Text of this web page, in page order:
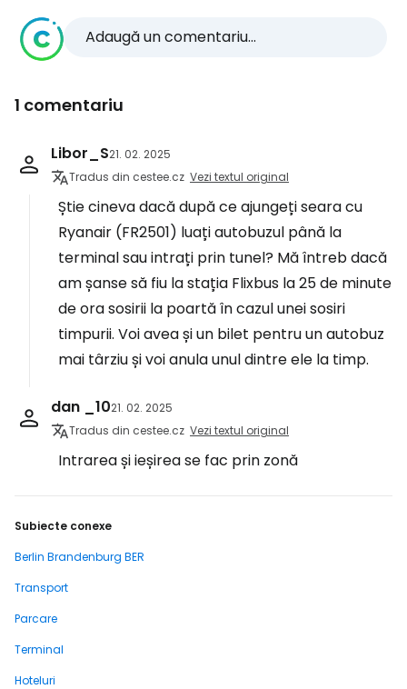
Adaugă un comentariu...
1 comentariu
Libor_S21. 02. 2025
Tradus din cestee.cz Vezi textul original
Știe cineva dacă după ce ajungeți seara cu
Ryanair (FR2501) luați autobuzul până la
terminal sau intrați prin tunel? Mă întreb dacă
am șanse să fiu la stația Flixbus la 25 de minute
de ora sosirii la poartă în cazul unei sosiri
timpurii. Voi avea și un bilet pentru un autobuz
mai târziu și voi anula unul dintre ele la timp.
dan _1021. 02. 2025
Tradus din cestee.cz Vezi textul original
Intrarea și ieșirea se fac prin zonă
Subiecte conexe
Berlin Brandenburg BER
Transport
Parcare
Terminal
Hoteluri